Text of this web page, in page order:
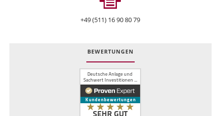
+49 (511) 16 90 80 79
BEWERTUNGEN